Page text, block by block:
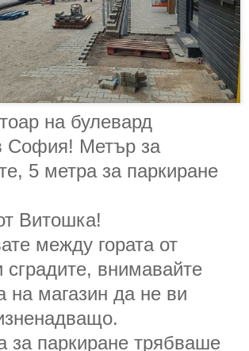
на булевард
София! Метър за
5 метра за паркиране
Витошка!
между гората от
сградите, внимавайте
на магазин да не ви
за паркиране трябваше